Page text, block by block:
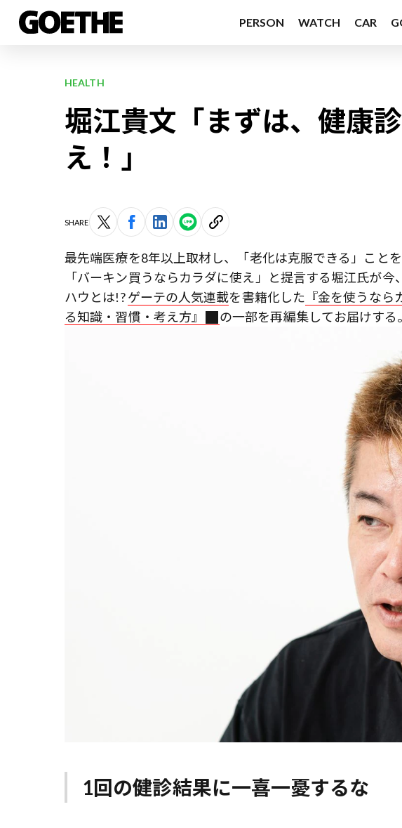
PERSON WATCH CAR
HEALTH
堀江貴文「まずは、健康
え！」
SHARE
最先端医療を8年以上取材し、「老化は克服できる」こと
「バーキン買うならカラダに使え」と提言する堀江氏が
ハウとは!?ゲーテの人気連載を書籍化した 『金を使うな
る知識・習慣・考え⽅』
の一部を再編集してお届けする
1回の健診結果に一喜一憂するな